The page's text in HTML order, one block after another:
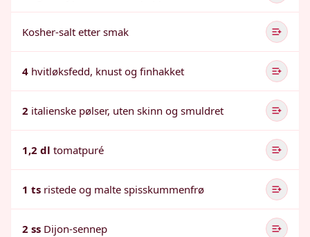
Kosher-salt etter smak
4 hvitløksfedd, knust og finhakket
2 italienske pølser, uten skinn og smuldret
1,2 dl tomatpuré
1 ts ristede og malte spisskummenfrø
2 ss Dijon-sennep